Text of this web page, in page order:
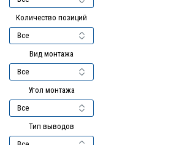
Количество позиций
Вид монтажа
Угол монтажа
Тип выводов